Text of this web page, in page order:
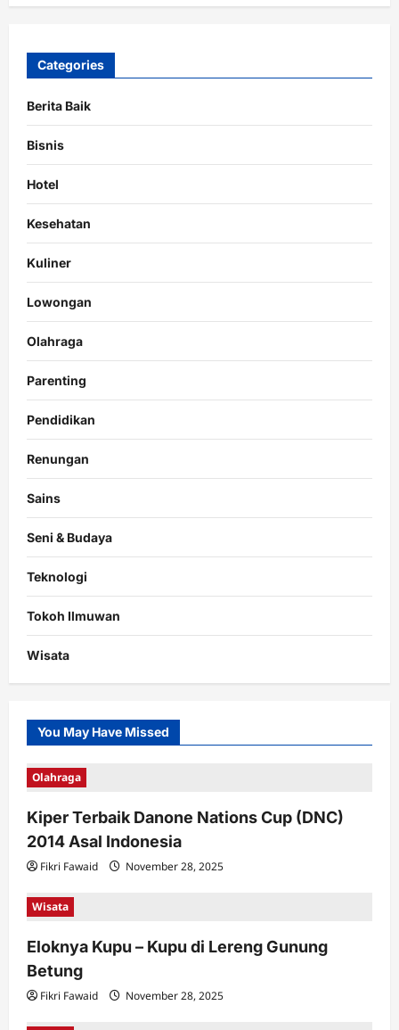
Categories
Berita Baik
Bisnis
Hotel
Kesehatan
Kuliner
Lowongan
Olahraga
Parenting
Pendidikan
Renungan
Sains
Seni & Budaya
Teknologi
Tokoh Ilmuwan
Wisata
You May Have Missed
Olahraga
Kiper Terbaik Danone Nations Cup (DNC)
2014 Asal Indonesia
Fikri Fawaid November 28, 2025
Wisata
Eloknya Kupu – Kupu di Lereng Gunung
Betung
Fikri Fawaid November 28, 2025